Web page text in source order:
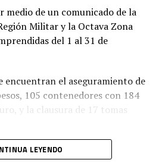
de un comunicado de la
Militar y la Octava Zona
del 1 al 31 de
encuentran el aseguramiento de
105 contenedores con 184
y la clausura de 17 tomas
de mariguana, 84 armas
LEYENDO